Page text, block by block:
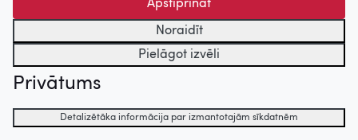
Apstiprināt
Noraidīt
Pielāgot izvēli
Privātums
Detalizētāka informācija par izmantotajām sīkdatnēm